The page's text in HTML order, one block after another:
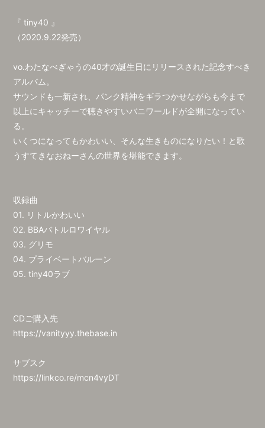
『 tiny40 』
（2020.9.22発売）
vo.わたなべぎゃうの40才の誕生日にリリースされた記念すべき
アルバム。
サウンドも一新され、パンク精神をギラつかせながらも今まで
以上にキャッチーで聴きやすいバニワールドが全開になってい
る。
いくつになってもかわいい、そんな生きものになりたい！と歌
うすてきなおねーさんの世界を堪能できます。
収録曲
01. リトルかわいい
02. BBAバトルロワイヤル
03. グリモ
04. プライベートバルーン
05. tiny40ラブ
CDご購入先
https://vanityyy.thebase.in
サブスク
https://linkco.re/mcn4vyDT